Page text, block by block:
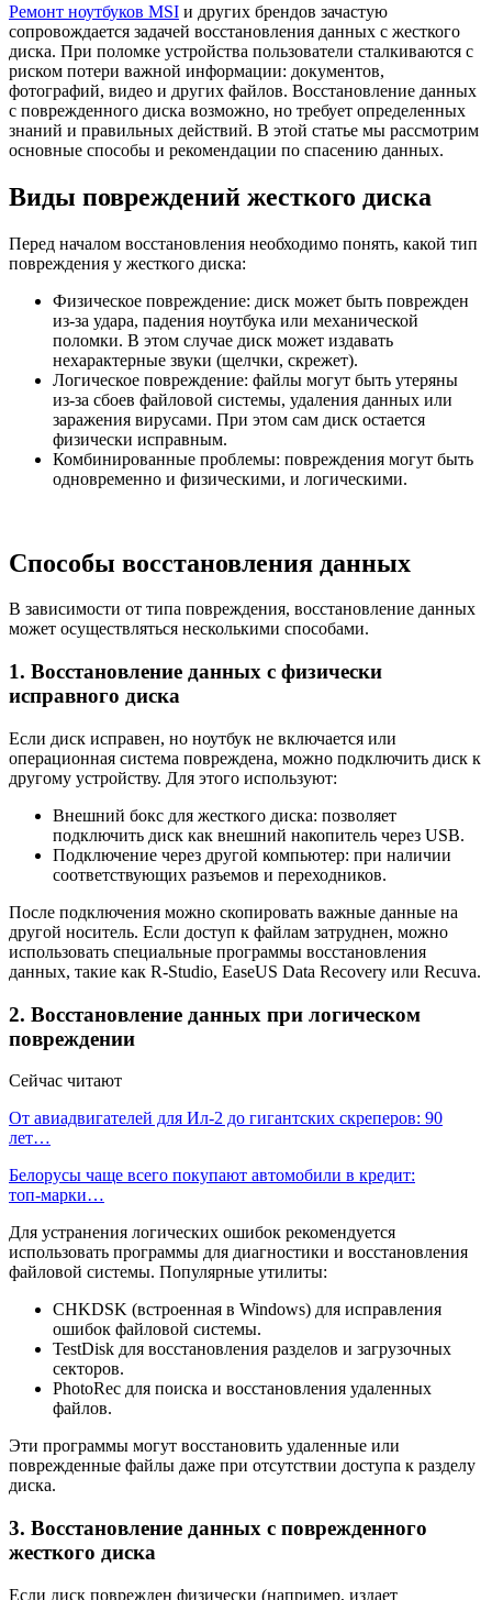
Ремонт ноутбуков MSI и других брендов зачастую
сопровождается задачей восстановления данных с жесткого
диска. При поломке устройства пользователи сталкиваются с
риском потери важной информации: документов,
фотографий, видео и других файлов. Восстановление данных
с поврежденного диска возможно, но требует определенных
знаний и правильных действий. В этой статье мы рассмотрим
основные способы и рекомендации по спасению данных.
Виды повреждений жесткого диска
Перед началом восстановления необходимо понять, какой тип
повреждения у жесткого диска:
Физическое повреждение: диск может быть поврежден
из-за удара, падения ноутбука или механической
поломки. В этом случае диск может издавать
нехарактерные звуки (щелчки, скрежет).
Логическое повреждение: файлы могут быть утеряны
из-за сбоев файловой системы, удаления данных или
заражения вирусами. При этом сам диск остается
физически исправным.
Комбинированные проблемы: повреждения могут быть
одновременно и физическими, и логическими.
Способы восстановления данных
В зависимости от типа повреждения, восстановление данных
может осуществляться несколькими способами.
1. Восстановление данных с физически
исправного диска
Если диск исправен, но ноутбук не включается или
операционная система повреждена, можно подключить диск к
другому устройству. Для этого используют:
Внешний бокс для жесткого диска: позволяет
подключить диск как внешний накопитель через USB.
Подключение через другой компьютер: при наличии
соответствующих разъемов и переходников.
После подключения можно скопировать важные данные на
другой носитель. Если доступ к файлам затруднен, можно
использовать специальные программы восстановления
данных, такие как R-Studio, EaseUS Data Recovery или Recuva.
2. Восстановление данных при логическом
повреждении
Сейчас читают
От авиадвигателей для Ил-2 до гигантских скреперов: 90
лет…
Белорусы чаще всего покупают автомобили в кредит:
топ‑марки…
Для устранения логических ошибок рекомендуется
использовать программы для диагностики и восстановления
файловой системы. Популярные утилиты:
CHKDSK (встроенная в Windows) для исправления
ошибок файловой системы.
TestDisk для восстановления разделов и загрузочных
секторов.
PhotoRec для поиска и восстановления удаленных
файлов.
Эти программы могут восстановить удаленные или
поврежденные файлы даже при отсутствии доступа к разделу
диска.
3. Восстановление данных с поврежденного
жесткого диска
Если диск поврежден физически (например, издает